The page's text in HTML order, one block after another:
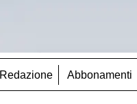
Redazione Abbonamenti